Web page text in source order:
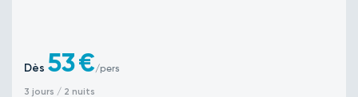
Dès 53€/pers
3 jours / 2 nuits